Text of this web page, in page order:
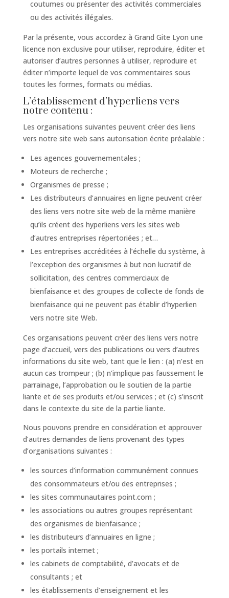
coutumes ou présenter des activités commerciales
ou des activités illégales.
Par la présente, vous accordez à Grand Gite Lyon une
licence non exclusive pour utiliser, reproduire, éditer et
autoriser d’autres personnes à utiliser, reproduire et
éditer n’importe lequel de vos commentaires sous
toutes les formes, formats ou médias.
L’établissement d’hyperliens vers
notre contenu :
Les organisations suivantes peuvent créer des liens
vers notre site web sans autorisation écrite préalable :
Les agences gouvernementales ;
Moteurs de recherche ;
Organismes de presse ;
Les distributeurs d’annuaires en ligne peuvent créer
des liens vers notre site web de la même manière
qu’ils créent des hyperliens vers les sites web
d’autres entreprises répertoriées ; et…
Les entreprises accréditées à l’échelle du système, à
l’exception des organismes à but non lucratif de
sollicitation, des centres commerciaux de
bienfaisance et des groupes de collecte de fonds de
bienfaisance qui ne peuvent pas établir d’hyperlien
vers notre site Web.
Ces organisations peuvent créer des liens vers notre
page d’accueil, vers des publications ou vers d’autres
informations du site web, tant que le lien : (a) n’est en
aucun cas trompeur ; (b) n’implique pas faussement le
parrainage, l’approbation ou le soutien de la partie
liante et de ses produits et/ou services ; et (c) s’inscrit
dans le contexte du site de la partie liante.
Nous pouvons prendre en considération et approuver
d’autres demandes de liens provenant des types
d’organisations suivantes :
les sources d’information communément connues
des consommateurs et/ou des entreprises ;
les sites communautaires point.com ;
les associations ou autres groupes représentant
des organismes de bienfaisance ;
les distributeurs d’annuaires en ligne ;
les portails internet ;
les cabinets de comptabilité, d’avocats et de
consultants ; et
les établissements d’enseignement et les